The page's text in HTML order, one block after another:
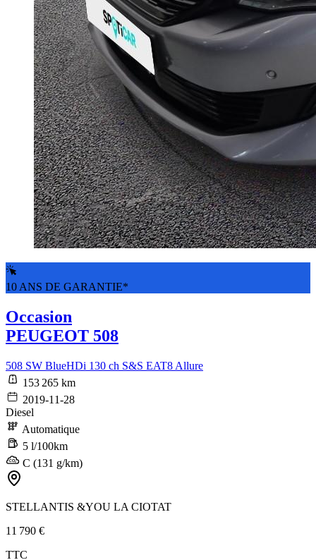
10 ANS DE GARANTIE*
Occasion
PEUGEOT 508
508 SW BlueHDi 130 ch S&S EAT8 Allure
153 265 km
2019-11-28
Diesel
Automatique
5 l/100km
C (131 g/km)
STELLANTIS &YOU LA CIOTAT
11 790 €
TTC